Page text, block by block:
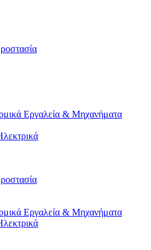
Εργαλεία & Μηχανήματα
Εργαλεία & Μηχανήματα